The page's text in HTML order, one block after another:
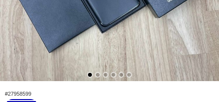
#27958599